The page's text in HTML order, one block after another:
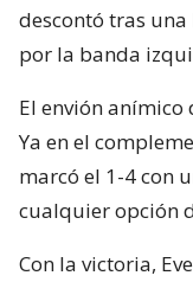
descontó tras
por la banda
El envión anímico
Ya en el
marcó el 1-4 con
cualquier opción
Con la victoria,